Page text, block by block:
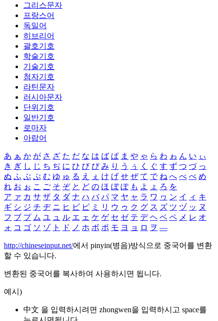
그리스문자
프랑스어
독일어
히브리어
괄호기호
학술기호
기술기호
첨자기호
라틴문자
러시아문자
단위기호
일반기호
로마자
아랍어
あ ぁ か が さ ざ た だ な は ば ぱ ま や ゃ ら わ ゎ ん い ぃ
き ぎ し じ ち ぢ に ひ び ぴ み り う ぅ く ぐ す ず つ づ っ
ぬ ふ ぶ ぷ む ゆ ゅ る え ぇ け げ せ ぜ て で ね へ べ ぺ め
れ お ぉ こ ご そ ぞ と ど の ほ ぼ ぽ も よ ょ ろ を
ア ァ カ サ ザ タ ダ ナ ハ バ パ マ ヤ ャ ラ ワ ヮ ン イ ィ キ
ギ シ ジ チ ヂ ニ ヒ ビ ピ ミ リ ウ ゥ ク グ ス ズ ツ ヅ ッ ヌ
フ ブ プ ム ユ ュ ル エ ェ ケ ゲ セ ゼ テ デ ヘ ベ ペ メ レ オ
ォ コ ゴ ソ ゾ ト ド ノ ホ ボ ポ モ ヨ ョ ロ ヲ ―
http://chineseinput.net/에서 pinyin(병음)방식으로 중국어를 변환
할 수 있습니다.
변환된 중국어를 복사하여 사용하시면 됩니다.
예시)
中文 을 입력하시려면 zhongwen을 입력하시고 space를